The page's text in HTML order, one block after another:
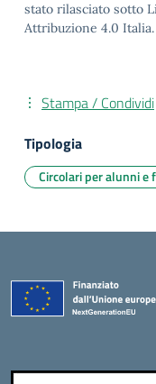
stato rilasciato sotto
Attribuzione 4.0 Italia.
Stampa / Condividi
Tipologia
Circolari per alunni e